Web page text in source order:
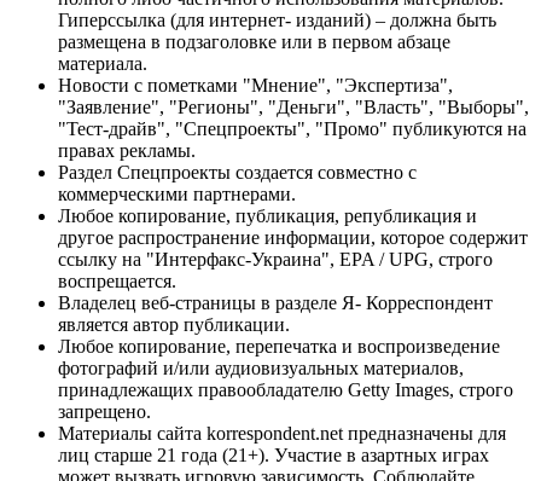
Гиперссылка (для интернет- изданий) – должна быть
размещена в подзаголовке или в первом абзаце
материала.
Новости с пометками "Мнение", "Экспертиза",
"Заявление", "Регионы", "Деньги", "Власть", "Выборы",
"Тест-драйв", "Спецпроекты", "Промо" публикуются на
правах рекламы.
Раздел Спецпроекты создается совместно с
коммерческими партнерами.
Любое копирование, публикация, републикация и
другое распространение информации, которое содержит
ссылку на "Интерфакс-Украина", EPA / UPG, строго
воспрещается.
Владелец веб-страницы в разделе Я- Корреспондент
является автор публикации.
Любое копирование, перепечатка и воспроизведение
фотографий и/или аудиовизуальных материалов,
принадлежащих правообладателю Getty Images, строго
запрещено.
Материалы сайта korrespondent.net предназначены для
лиц старше 21 года (21+). Участие в азартных играх
может вызвать игровую зависимость. Соблюдайте